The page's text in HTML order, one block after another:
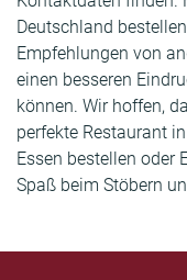
Deutschland
Empfehlungen von
einen besseren
können. Wir hoffen,
perfekte Restaurant
Essen bestellen oder
Spaß beim Stöbern